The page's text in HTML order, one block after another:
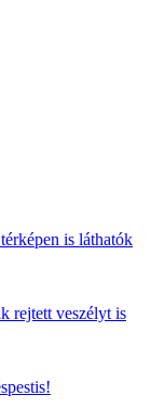
is láthatók
rejtett veszélyt is